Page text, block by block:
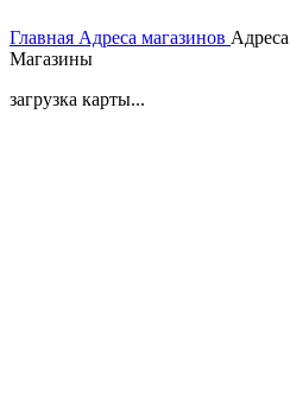
Главная Aдреса магазинов
Магазины
загрузка карты...